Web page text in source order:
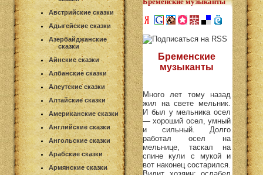
Австрийские сказки
Адыгейские сказки
Азербайджанские
сказки
Айнские сказки
Албанские сказки
Алеутские сказки
Алтайские сказки
Американские сказки
Английские сказки
Ангольские сказки
Арабские сказки
Армянские сказки
Бременские
музыканты
Много лет тому назад
жил на свете мельник.
И был у мельника осел
— хороший осел, умный
и сильный. Долго
работал осел на
мельнице, таскал на
спине кули с мукой и
вот наконец состарился.